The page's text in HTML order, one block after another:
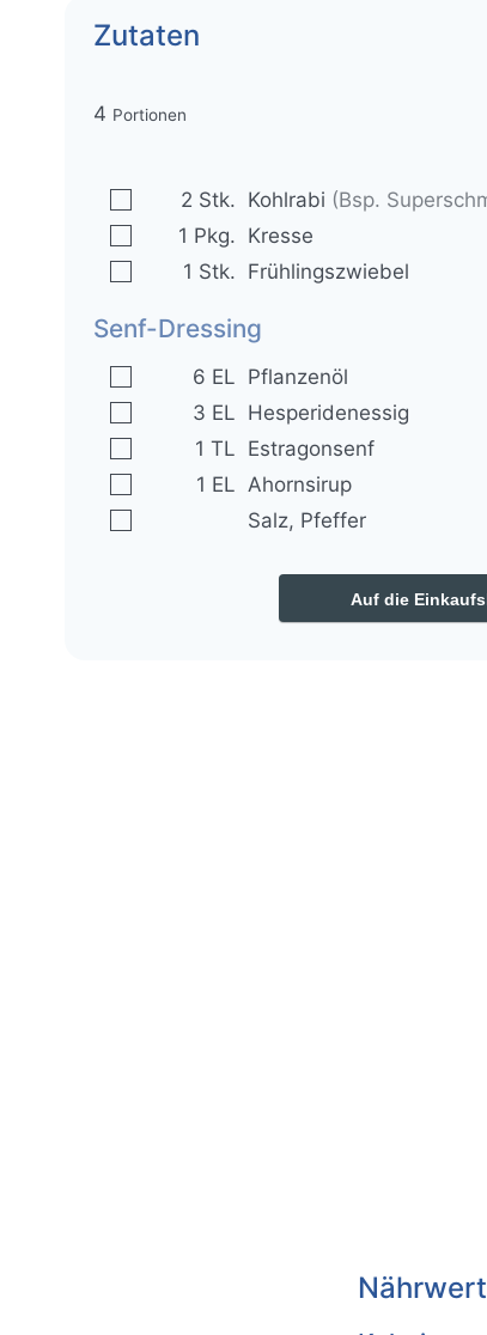
Zutaten
4 Portionen
2 Stk. Kohlrabi (Bsp.
1 Pkg. Kresse
1 Stk. Frühlingszwiebel
Senf-Dressing
6 EL Pflanzenöl
3 EL Hesperidenessig
1 TL Estragonsenf
1 EL Ahornsirup
Salz, Pfeffer
Auf die